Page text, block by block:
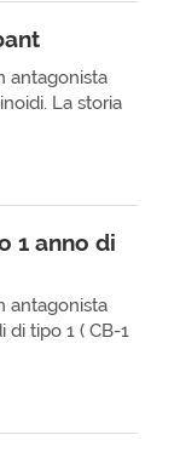
antagonista
La storia
1 anno di
antagonista
tipo 1 ( CB-1